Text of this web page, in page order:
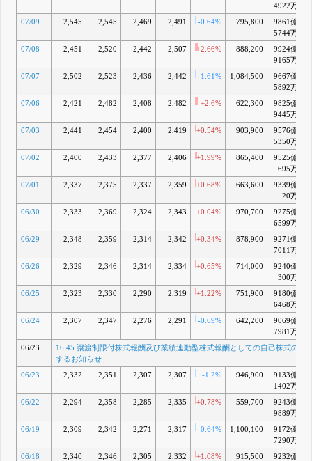
4922万
07/09 2,545 2,545 2,469 2,491 -0.64% 795,800
9861億
5744万
07/08 2,451 2,520 2,442 2,507 +2.66% 888,200
9924億
9165万
07/07 2,502 2,523 2,436 2,442 -1.61% 1,084,500
9667億
5892万
07/06 2,421 2,482 2,408 2,482 +2.6% 622,300
9825億
9445万
07/03 2,441 2,454 2,400 2,419 +0.54% 903,900
9576億
5350万
07/02 2,400 2,433 2,377 2,406 +1.99% 865,400
9525億
695万
07/01 2,337 2,375 2,337 2,359 +0.68% 663,600
9339億
20万
06/30 2,333 2,369 2,324 2,343 +0.04% 970,700
9275億
6599万
06/29 2,348 2,359 2,314 2,342 +0.34% 878,900
9271億
7011万
06/26 2,329 2,346 2,314 2,334 +0.65% 714,000
9240億
300万
06/25 2,323 2,330 2,290 2,319 +1.22% 751,900
9180億
6468万
06/24 2,307 2,347 2,276 2,291 -0.69% 642,200
9069億
7981万
06/23
16:45 譲渡制限付株式報酬及び業績連動型株式報酬としての自己株式の処
するお知らせ
06/23
2,332 2,351 2,307 2,307 -1.2% 946,900
9133億
1402万
06/22 2,294 2,358 2,285 2,335 +0.78% 559,700
9243億
9889万
06/19 2,309 2,342 2,271 2,317 -0.64% 1,100,100
9172億
7290万
06/18 2,340 2,346 2,305 2,332 +1.08% 915,500
9232億